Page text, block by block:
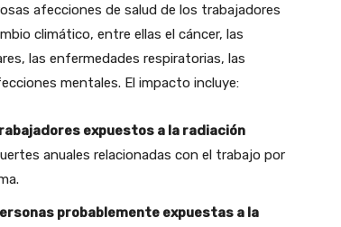
afecciones de salud de los trabajadores
climático, entre ellas el cáncer, las
las enfermedades respiratorias, las
mentales. El impacto incluye:
expuestos a la radiación
anuales relacionadas con el trabajo por
probablemente expuestas a la